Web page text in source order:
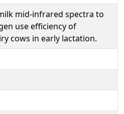
mid-infrared spectra to
use efficiency of
cows in early lactation.